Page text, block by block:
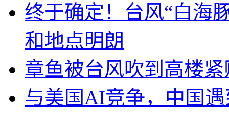
终于确定！台风“白海
和地点明朗
章鱼被台风吹到高楼
与美国AI竞争，中国